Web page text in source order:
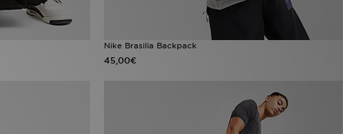
Nike Brasilia Backpack
45,00€